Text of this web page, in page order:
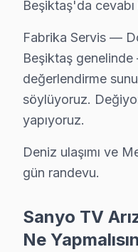
Sinanpaşa
Sinanpaşa Sanyo
Türkali Sanyo
Türkali bölgesindeki
Beşiktaş TV
Ulus sakinleri
Ulus Sanyo
Vişnezade
Beşiktaş'da
Beşiktaş'da
Fabrika Servis —
Beşiktaş
değerlendirme
söylüyoruz.
yapıyoruz.
Deniz ulaşımı ve
gün randevu.
Sanyo TV
Ne